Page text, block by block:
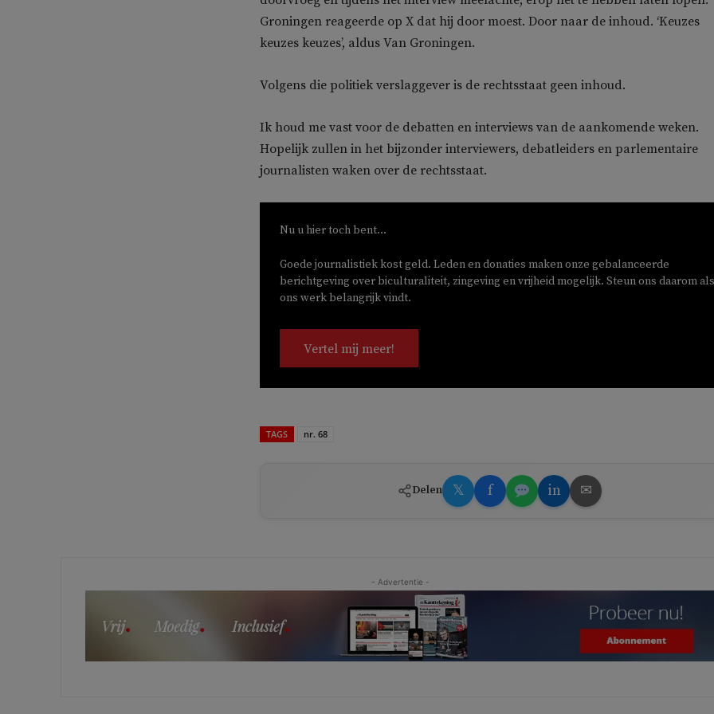
Groningen reageerde op X dat hij door moest. Door naar de inhoud. ‘Keuzes
keuzes keuzes’, aldus Van Groningen.
Volgens die politiek verslaggever is de rechtsstaat geen inhoud.
Ik houd me vast voor de debatten en interviews van de aankomende weken.
Hopelijk zullen in het bijzonder interviewers, debatleiders en parlementaire
journalisten waken over de rechtsstaat.
Nu u hier toch bent...
Goede journalistiek kost geld. Leden en donaties maken onze gebalanceerde
berichtgeving over biculturaliteit, zingeving en vrijheid mogelijk. Steun ons daarom
ons werk belangrijk vindt.
Vertel mij meer!
TAGS nr. 68
Delen 𝕏 f in ✉
- Advertentie -